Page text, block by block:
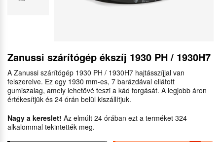
Zanussi szárítógép ékszíj 1930 PH / 1930H7
A Zanussi szárítógép 1930 PH / 1930H7 hajtásszíjjal van
felszerelve. Ez egy 1930 mm-es, 7 barázdával ellátott
gumiszalag, amely lehetővé teszi a kád forgását. A legjobb áron
értékesítjük és 24 órán belül kiszállítjuk.
Nagy a kereslet! Az elmúlt 24 órában ezt a terméket 324
alkalommal tekintették meg.